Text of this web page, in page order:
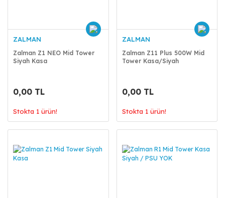
ZALMAN
Zalman Z1 NEO Mid Tower
Siyah Kasa
0,00 TL
Stokta 1 ürün!
ZALMAN
Zalman Z11 Plus 500W Mid
Tower Kasa/Siyah
0,00 TL
Stokta 1 ürün!